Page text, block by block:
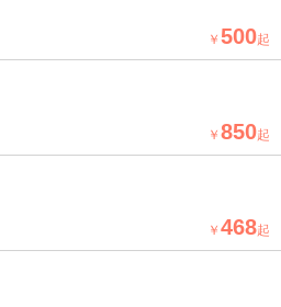
￥ 500起
￥ 850起
￥ 468起